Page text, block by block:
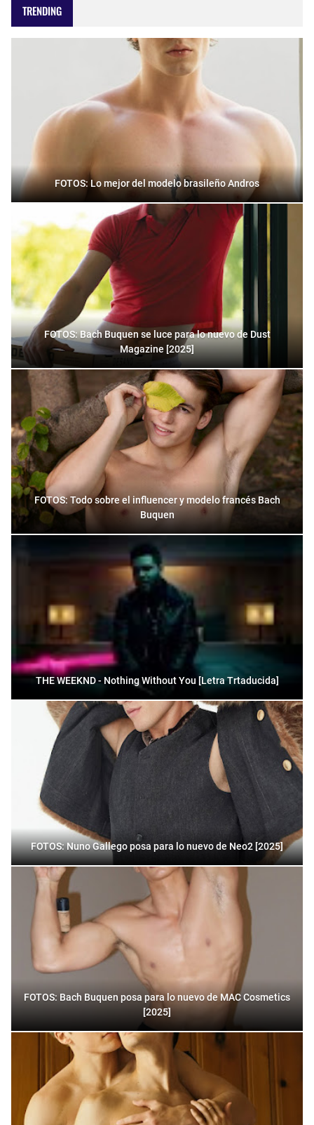
TRENDING
FOTOS: Lo mejor del modelo brasileño Andros
FOTOS: Bach Buquen se luce para lo nuevo de Dust
Magazine [2025]
FOTOS: Todo sobre el influencer y modelo francés Bach
Buquen
THE WEEKND - Nothing Without You [Letra Trtaducida]
FOTOS: Nuno Gallego posa para lo nuevo de Neo2 [2025]
FOTOS: Bach Buquen posa para lo nuevo de MAC Cosmetics
[2025]